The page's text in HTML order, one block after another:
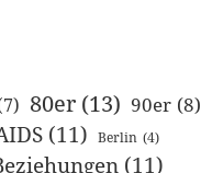
80er (13) 90er (8)
(11) Berlin (4)
(11)